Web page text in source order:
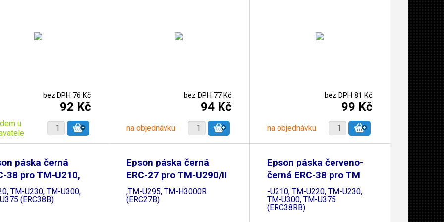
bez DPH 76 Kč
92 Kč
u
bez DPH 77 Kč
94 Kč
na objednávku
bez DPH 81 Kč
99 Kč
na objednávku
páska černá
38 pro TM-U210,
TM-U230, TM-U300,
(ERC38B)
Epson páska černá
ERC-27 pro TM-U290/II
,TM-U295, TM-H3000R
(ERC27B)
Epson páska červeno-
černá ERC-38 pro TM
-U210, TM-U220, TM-U230,
TM-U300, TM-U375
(ERC38RB)